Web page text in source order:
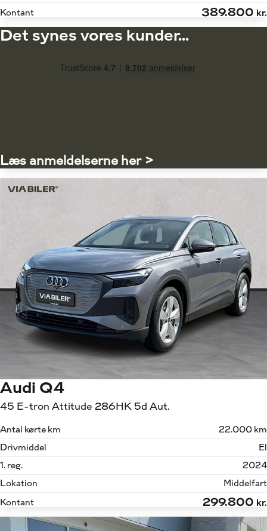
Kontant
389.800 kr.
Det synes vores kunder...
Læs anmeldelserne her >
Audi Q4
45 E-tron Attitude 286HK 5d Aut.
Antal kørte km
22.000 km
Drivmiddel
El
1. reg.
2024
Lokation
Middelfart
Kontant
299.800 kr.